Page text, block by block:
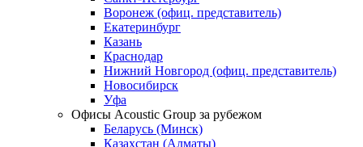
Воронеж (офиц. представитель)
Екатеринбург
Казань
Краснодар
Нижний Новгород (офиц. представитель)
Новосибирск
Уфа
Офисы Acoustic Group за рубежом
Беларусь (Минск)
Казахстан (Алматы)